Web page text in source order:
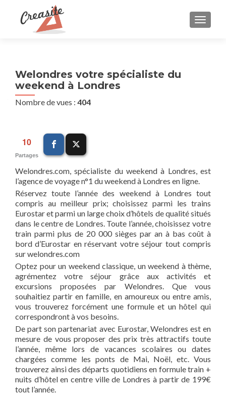
Welondres votre spécialiste du
weekend à Londres
Nombre de vues : 404
10
Partages
Welondres.com, spécialiste du weekend à Londres, est
l’agence de voyage n°1 du weekend à Londres en ligne.
Réservez toute l’année des weekend à Londres tout
compris au meilleur prix; choisissez parmi les trains
Eurostar et parmi un large choix d’hôtels de qualité situés
dans le centre de Londres. Toute l’année, choisissez votre
train parmi plus de 20 000 sièges par an à bas coût à
bord d’Eurostar en réservant votre séjour tout compris
sur welondres.com
Optez pour un weekend classique, un weekend à thème,
agrémentez votre séjour grâce aux activités et
excursions proposées par Welondres. Que vous
souhaitiez partir en famille, en amoureux ou entre amis,
vous trouverez forcément une formule et un hôtel qui
correspondront à vos besoins.
De part son partenariat avec Eurostar, Welondres est en
mesure de vous proposer des prix très attractifs toute
l’année, même lors de vacances scolaires ou dates
chargées comme les ponts de Mai, Noël, etc. Vous
trouverez ainsi des départs quotidiens en formule train +
nuits d’hôtel en centre ville de Londres à partir de 199€
tout l’année.